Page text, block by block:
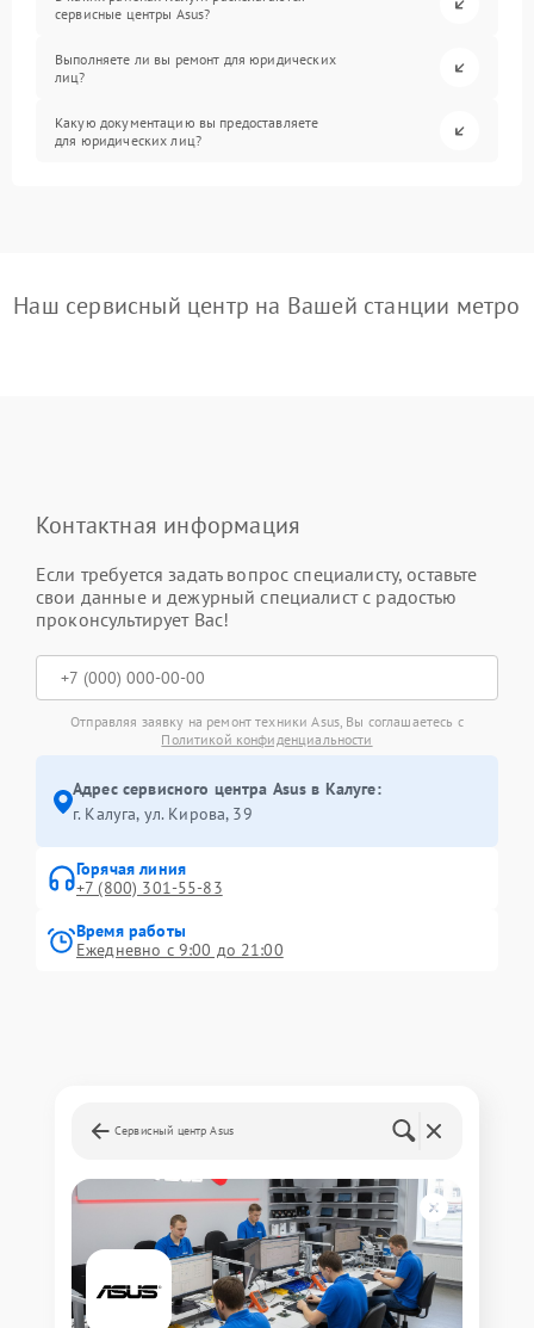
сервисные центры Asus?
Выполняете ли вы ремонт для юридических
лиц?
Какую документацию вы предоставляете
для юридических лиц?
Наш сервисный центр на Вашей станции метро
Контактная информация
Если требуется задать вопрос специалисту, оставьте
свои данные и дежурный специалист с радостью
проконсультирует Вас!
Отправляя заявку на ремонт техники Asus, Вы соглашаетесь с
Политикой конфиденциальности
Адрес сервисного центра Asus в Калуге:
г. Калуга, ул. Кирова, 39
Горячая линия
+7 (800) 301-55-83
Время работы
Ежедневно с 9:00 до 21:00
Сервисный центр Asus